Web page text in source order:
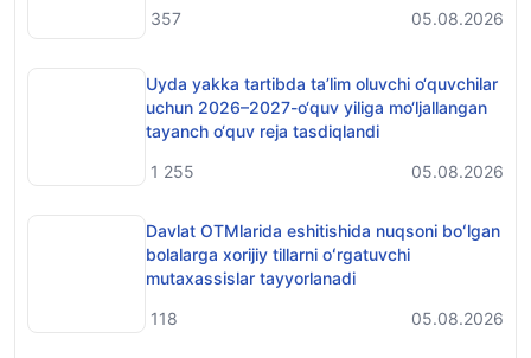
357 05.08.2026
Uyda yakka tartibda ta’lim oluvchi o‘quvchilar
uchun 2026–2027-o‘quv yiliga mo‘ljallangan
tayanch o‘quv reja tasdiqlandi
1 255
05.08.2026
Davlat OTMlarida eshitishida nuqsoni boʻlgan
bolalarga xorijiy tillarni oʻrgatuvchi
mutaxassislar tayyorlanadi
118
05.08.2026